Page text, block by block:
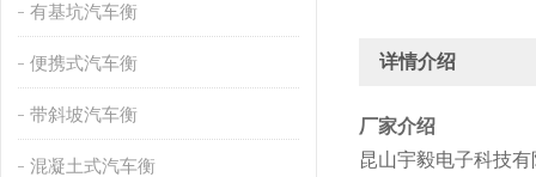
有基坑汽车衡
便携式汽车衡
带斜坡汽车衡
混凝土式汽车衡
详情介绍
厂家介绍
昆山宇毅电子科技